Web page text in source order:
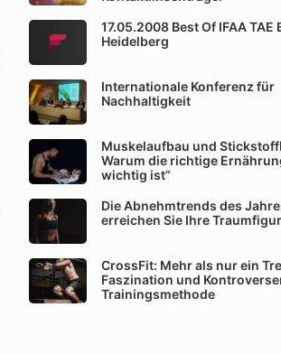
17.05.2008 Best Of IFAA TAE
Heidelberg
Internationale Konferenz für
Nachhaltigkeit
Muskelaufbau und
Warum die richtige
wichtig ist”
Die Abnehmtrends des
erreichen Sie Ihre Traumfigur
CrossFit: Mehr als nur ein
Faszination und
Trainingsmethode